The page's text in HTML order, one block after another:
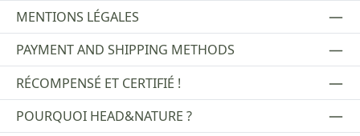
MENTIONS LÉGALES
PAYMENT AND SHIPPING METHODS
RÉCOMPENSÉ ET CERTIFIÉ !
POURQUOI HEAD&NATURE ?